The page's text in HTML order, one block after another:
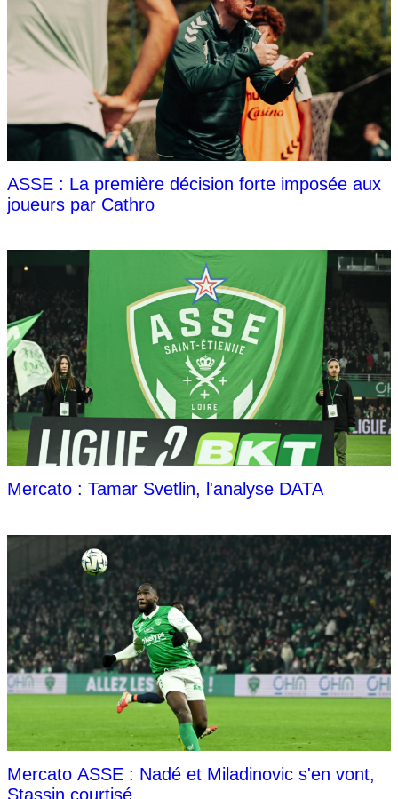
ASSE : La première décision forte imposée aux
joueurs par Cathro
Mercato : Tamar Svetlin, l'analyse DATA
Mercato ASSE : Nadé et Miladinovic s'en vont,
Stassin courtisé